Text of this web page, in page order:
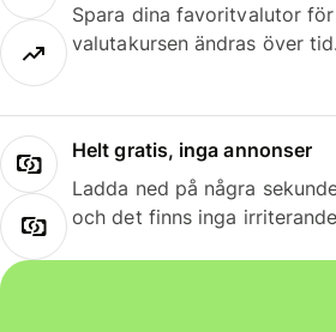
Spara dina favoritvalutor
valutakursen ändras över tid.
Helt gratis, inga annonser
Ladda ned på några
och det finns inga